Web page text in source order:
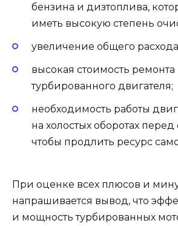
бензина и дизтоплива,
иметь высокую степень
увеличение общего
высокая стоимость ремонта
турбированного двигателя;
необходимость работы
на холостых оборотах
чтобы продлить ресурс
При оценке всех плюсов и
напрашивается вывод, что
и мощность турбированных